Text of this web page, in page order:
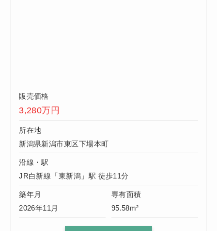
販売価格
3,280万円
所在地
新潟県新潟市東区下場本町
沿線・駅
JR白新線「東新潟」駅 徒歩11分
築年月
2026年11月
専有面積
95.58m²